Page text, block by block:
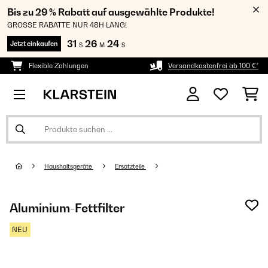
Bis zu 29 % Rabatt auf ausgewählte Produkte!
GROSSE RABATTE NUR 48H LANG!
Jetzt einkaufen 31 S 26 M 24 S
Flexible Zahlungen Versandkostenfrei ab 100 €*
Haushaltsgeräte Ersatzteile
Aluminium-Fettfilter
NEU